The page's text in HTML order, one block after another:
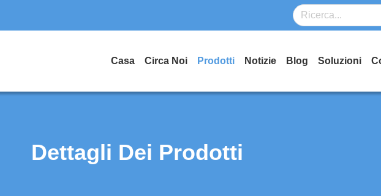
Casa Circa Noi Prodotti Notizie Blog Soluzioni
Dettagli Dei Prodotti